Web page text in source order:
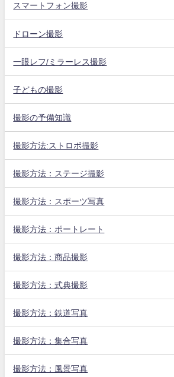
スマートフォン撮影
ドローン撮影
一眼レフ/ミラーレス撮影
子どもの撮影
撮影の予備知識
撮影方法:ストロボ撮影
撮影方法：ステージ撮影
撮影方法：スポーツ写真
撮影方法：ポートレート
撮影方法：商品撮影
撮影方法：式典撮影
撮影方法：鉄道写真
撮影方法：集合写真
撮影方法：風景写真